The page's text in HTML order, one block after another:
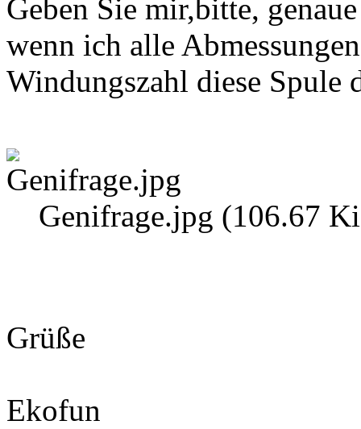
Geben Sie mir,bitte,
wenn ich alle
Windungszahl diese
Genifrage.jpg (106.67
Grüße
Ekofun